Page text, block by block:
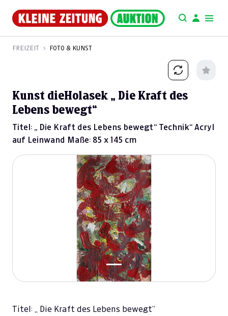
FREIZEIT FOTO & KUNST
Kunst dieHolasek „ Die Kraft des
Lebens bewegt“
Titel: „ Die Kraft des Lebens bewegt“ Technik“ Acryl
auf Leinwand Maße: 85 x 145 cm
Titel: „ Die Kraft des Lebens bewegt“